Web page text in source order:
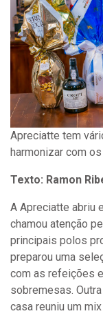
Apreciatte tem
harmonizar com
Texto: Ramon
A Apreciatte abriu
chamou atenção
principais polos
preparou uma
com as refeições
sobremesas.
casa reuniu um